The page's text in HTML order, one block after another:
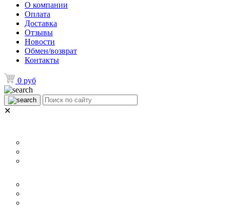
О компании
Оплата
Доставка
Отзывы
Новости
Обмен/возврат
Контакты
0 руб
✕